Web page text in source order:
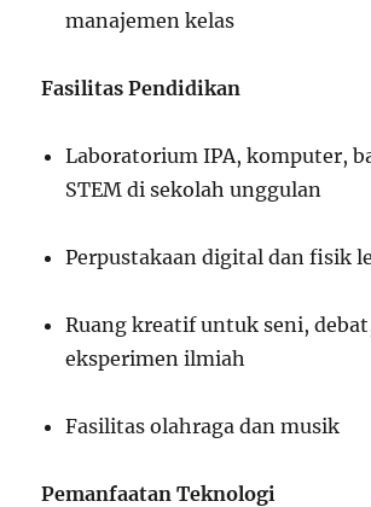
manajemen kelas
Fasilitas Pendidikan
Laboratorium IPA, komputer,
STEM di sekolah unggulan
Perpustakaan digital dan fisik
Ruang kreatif untuk seni,
eksperimen ilmiah
Fasilitas olahraga dan musik
Pemanfaatan Teknologi